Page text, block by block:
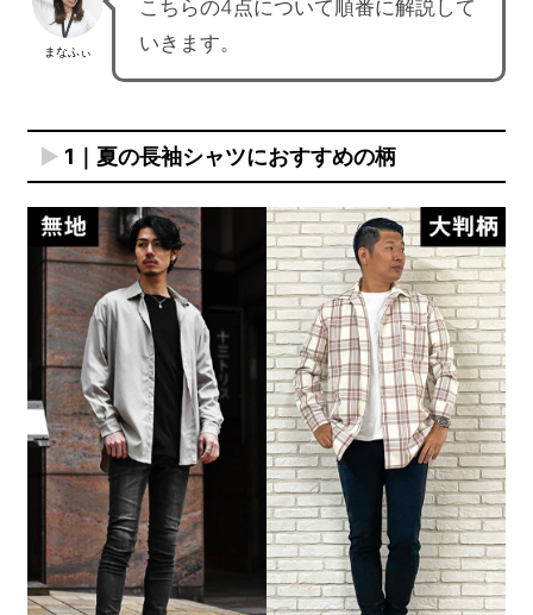
まなふぃ
こちらの4点について順番に解説して
いきます。
1｜夏の長袖シャツにおすすめの柄